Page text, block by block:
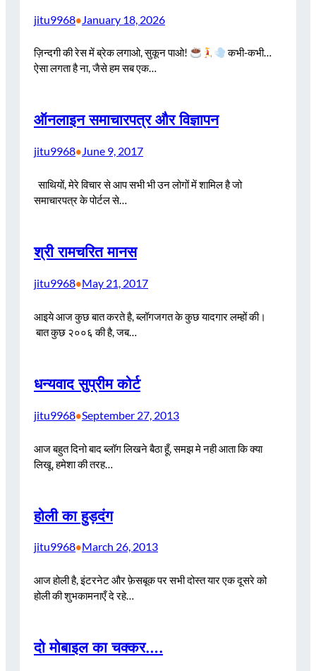
jitu9968• January 18, 2026
ज़िन्दगी की रेस में ब्रेक लगाओ, सुकून पाओ!
कभी-कभी…
ऐसा लगता है ना, जैसे हम सब एक…
ऑनलाइन समाचारपत्र और विज्ञापन
jitu9968•June 9, 2017
साथियों, मेरे विचार से आप सभी भी उन लोगों में शामिल है जो
समाचारपत्र के पोर्टल से…
श्री रामचरित मानस
jitu9968•May 21, 2017
आइये आज कुछ बात करते है, ब्लॉगजगत के कुछ यादगार लम्हों की।
बात कुछ २००६ की है, जब…
धन्यवाद सुप्रीम कोर्ट
jitu9968•September 27, 2013
आज बहुत दिनो बाद ब्लॉग लिखने बैठा हूँ, समझ मे नही आता कि क्या
लिखू, हमेशा की तरह…
होली का हुड़दंग
jitu9968•March 26, 2013
आज होली है, इंटरनेट और फ़ेसबूक पर सभी दोस्त यार एक दूसरे को
होली की शुभकामनाएँ दे रहे…
दो मोबाइल का चक्कर….